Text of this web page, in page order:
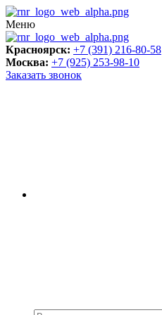
Меню
Красноярск: +7 (391) 216-80-58
Москва: +7 (925) 253-98-10
Заказать звонок